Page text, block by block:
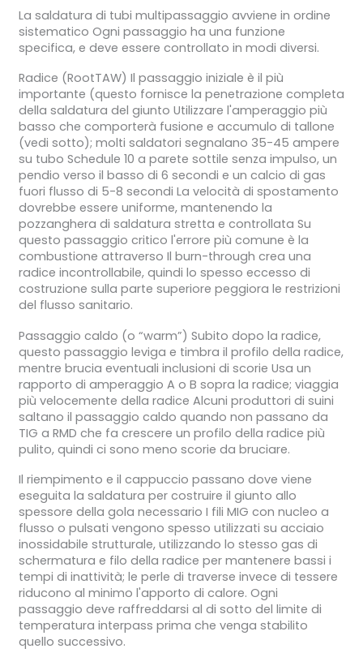
La saldatura di tubi multipassaggio avviene in ordine
sistematico Ogni passaggio ha una funzione
specifica, e deve essere controllato in modi diversi.
Radice (RootTAW) Il passaggio iniziale è il più
importante (questo fornisce la penetrazione completa
della saldatura del giunto Utilizzare l'amperaggio più
basso che comporterà fusione e accumulo di tallone
(vedi sotto); molti saldatori segnalano 35-45 ampere
su tubo Schedule 10 a parete sottile senza impulso, un
pendio verso il basso di 6 secondi e un calcio di gas
fuori flusso di 5-8 secondi La velocità di spostamento
dovrebbe essere uniforme, mantenendo la
pozzanghera di saldatura stretta e controllata Su
questo passaggio critico l'errore più comune è la
combustione attraverso Il burn-through crea una
radice incontrollabile, quindi lo spesso eccesso di
costruzione sulla parte superiore peggiora le restrizioni
del flusso sanitario.
Passaggio caldo (o “warm”) Subito dopo la radice,
questo passaggio leviga e timbra il profilo della radice,
mentre brucia eventuali inclusioni di scorie Usa un
rapporto di amperaggio A o B sopra la radice; viaggia
più velocemente della radice Alcuni produttori di suini
saltano il passaggio caldo quando non passano da
TIG a RMD che fa crescere un profilo della radice più
pulito, quindi ci sono meno scorie da bruciare.
Il riempimento e il cappuccio passano dove viene
eseguita la saldatura per costruire il giunto allo
spessore della gola necessario I fili MIG con nucleo a
flusso o pulsati vengono spesso utilizzati su acciaio
inossidabile strutturale, utilizzando lo stesso gas di
schermatura e filo della radice per mantenere bassi i
tempi di inattività; le perle di traverse invece di tessere
riducono al minimo l'apporto di calore. Ogni
passaggio deve raffreddarsi al di sotto del limite di
temperatura interpass prima che venga stabilito
quello successivo.